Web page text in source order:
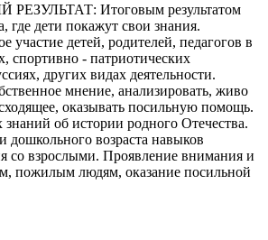
Итоговым результатом
где дети покажут свои знания.
участие детей, родителей, педагогов в
спортивно - патриотических
других видах деятельности.
мнение, анализировать, живо
оказывать посильную помощь.
об истории родного Отечества.
дошкольного возраста навыков
со взрослыми. Проявление внимания и
пожилым людям, оказание посильной